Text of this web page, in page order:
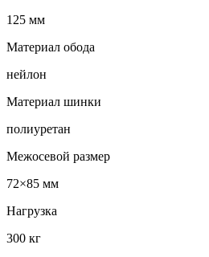
125 мм
Материал обода
нейлон
Материал шинки
полиуретан
Межосевой размер
72×85 мм
Нагрузка
300 кг